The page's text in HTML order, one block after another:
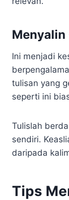
Ini menjadi
tulisan yang
seperti ini
Tulislah
sendiri.
daripada
Tips